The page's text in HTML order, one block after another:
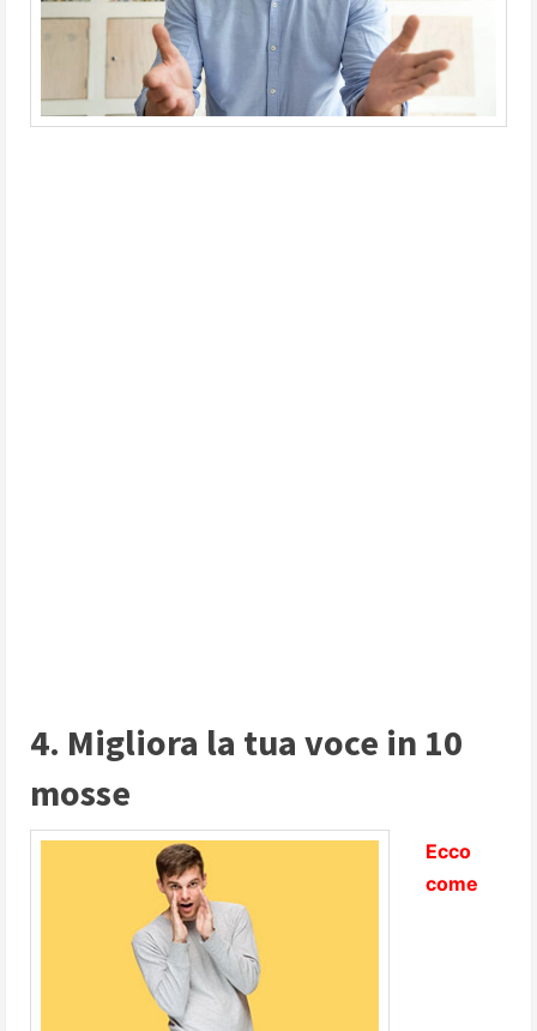
4. Migliora la tua voce in 10
mosse
Ecco
come